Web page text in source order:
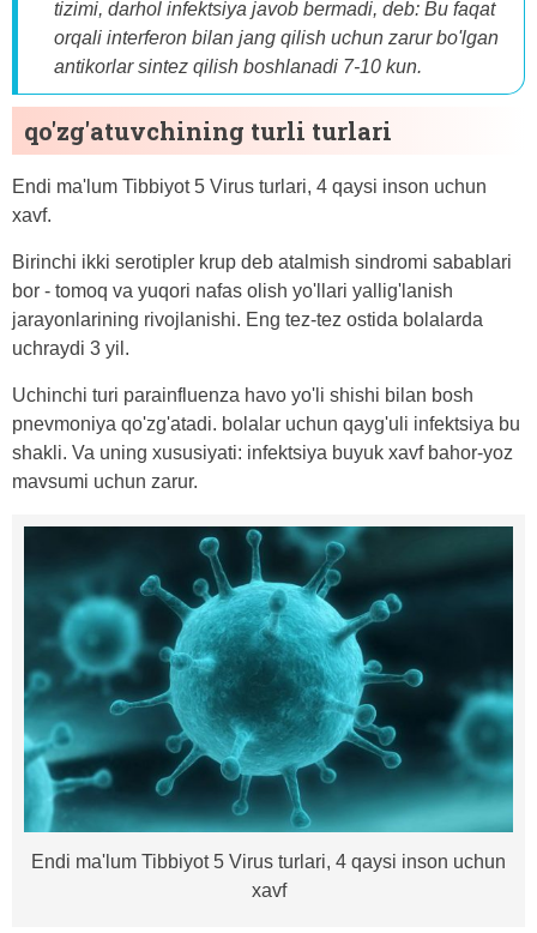
tizimi, darhol infektsiya javob bermadi, deb: Bu faqat
orqali interferon bilan jang qilish uchun zarur bo'lgan
antikorlar sintez qilish boshlanadi 7-10 kun.
qo'zg'atuvchining turli turlari
Endi ma'lum Tibbiyot 5 Virus turlari, 4 qaysi inson uchun
xavf.
Birinchi ikki serotipler krup deb atalmish sindromi sabablari
bor - tomoq va yuqori nafas olish yo'llari yallig'lanish
jarayonlarining rivojlanishi. Eng tez-tez ostida bolalarda
uchraydi 3 yil.
Uchinchi turi parainfluenza havo yo'li shishi bilan bosh
pnevmoniya qo'zg'atadi. bolalar uchun qayg'uli infektsiya bu
shakli. Va uning xususiyati: infektsiya buyuk xavf bahor-yoz
mavsumi uchun zarur.
Endi ma'lum Tibbiyot 5 Virus turlari, 4 qaysi inson uchun
xavf